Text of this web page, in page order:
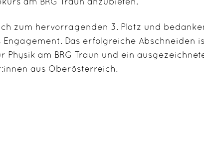
am BRG Traun anzubieten.
zum hervorragenden 3. Platz und
Das erfolgreiche Abschneiden
Physik am BRG Traun und ein
aus Oberösterreich.